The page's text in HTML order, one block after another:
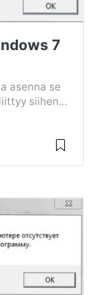
7
asenna se
siihen...